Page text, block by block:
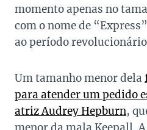
momento apenas no
com o nome de
ao período
Um tamanho menor dela
para atender um pedido
atriz Audrey Hepburn,